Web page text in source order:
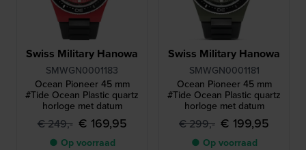
Swiss Military Hanowa
SMWGN0001183
Ocean Pioneer 45 mm
#Tide Ocean Plastic quartz
horloge met datum
€ 249,- € 169,95
● Op voorraad
Swiss Military Hanowa
SMWGN0001181
Ocean Pioneer 45 mm
#Tide Ocean Plastic quartz
horloge met datum
€ 299,- € 199,95
● Op voorraad